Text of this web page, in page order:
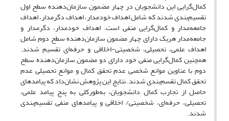
کمال‌گرایی این دانشجویان در چهار مضمون سازمان‌دهنده سطح اول
تقسیم‌بندی شدند که شامل اهداف خودمدار، اهداف دگرمدار، اهداف
جامعه‌مدار و کمال‌گرایی منفی است. اهداف خودمدار، دگرمدار و
جامعه‌مدار هریک دارای چهار مضمون سازمان‌دهنده سطح دوم شامل
اهداف علمی، تحصیلی، شخصیتی-اخلاقی و حرفه‌ای تقسیم شدند.
همچنین کمال‌گرایی منفی خود دارای دو مضمون سازمان‌دهنده سطح
دوم با عناوین موانع شخصی عدم تحقق کمال و موانع تحصیلی عدم
تحقق کمال تقسم‌بندی شدند. نتایج این پژوهش نشان‌داد که پیامدهای
حاصل از تجارب کمال دانشجویان، به‌طور‌کلی به پنج پیامد علمی،
تحصیلی، حرفه‌ای، شخصیتی/ اخلاقی و پیامدهای منفی تقسیم‌بندی
شدند.